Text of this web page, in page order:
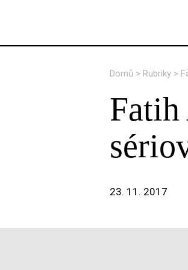
Domů > Rubriky >
23. 11. 2017